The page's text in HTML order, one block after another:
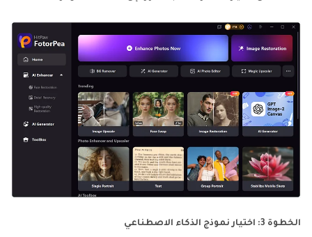
الخطوة 3: اختيار نموذج الذكاء الاصطناعي